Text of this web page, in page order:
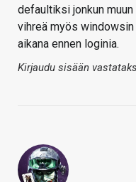
defaultiksi jonkun
vihreä myös
aikana ennen loginia.
Kirjaudu sisään